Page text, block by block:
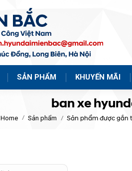
SẢN PHẨM KHUYẾN MÃI
ban xe
Home Sản phẩm Sản phẩm được gắn